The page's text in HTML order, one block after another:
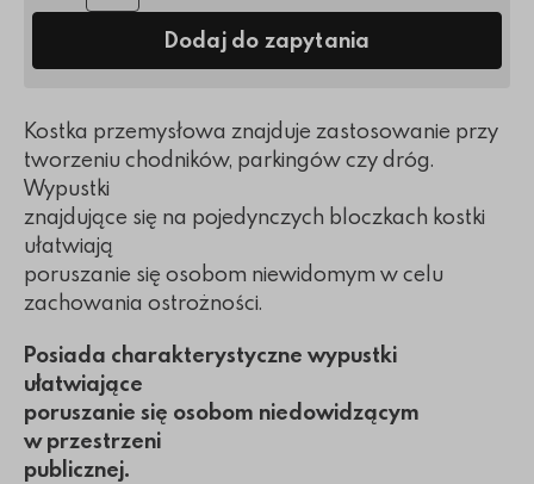
Dodaj do zapytania
Kostka przemysłowa znajduje zastosowanie przy
tworzeniu chodników, parkingów czy dróg.
Wypustki
znajdujące się na pojedynczych bloczkach kostki
ułatwiają
poruszanie się osobom niewidomym w celu
zachowania ostrożności.
Posiada charakterystyczne wypustki
ułatwiające
poruszanie się osobom niedowidzącym
w przestrzeni
publicznej.